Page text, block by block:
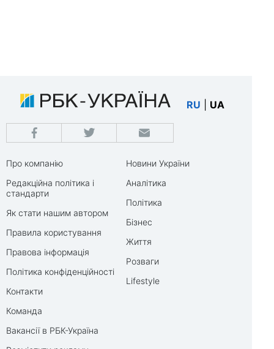
RU UA
Про компанію
Редакційна політика і
стандарти
Як стати нашим автором
Правила користування
Правова інформація
Політика конфіденційності
Контакти
Команда
Вакансії в РБК-Україна
Новини України
Аналітика
Політика
Бізнес
Життя
Розваги
Lifestyle